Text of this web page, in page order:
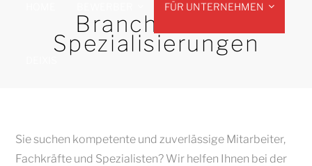
FÜR UNTERNEHMEN
Branchen und
Spezialisierungen
Sie suchen kompetente und zuverlässige Mitarbeiter,
Fachkräfte und Spezialisten? Wir helfen Ihnen bei der